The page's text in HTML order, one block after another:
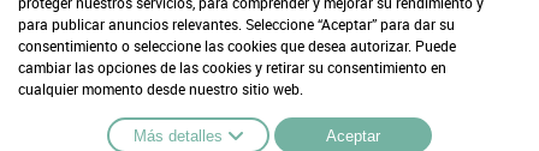
para publicar anuncios relevantes. Seleccione “Aceptar” para dar su
consentimiento o seleccione las cookies que desea autorizar. Puede
cambiar las opciones de las cookies y retirar su consentimiento en
cualquier momento desde nuestro sitio web.
Más detalles Aceptar